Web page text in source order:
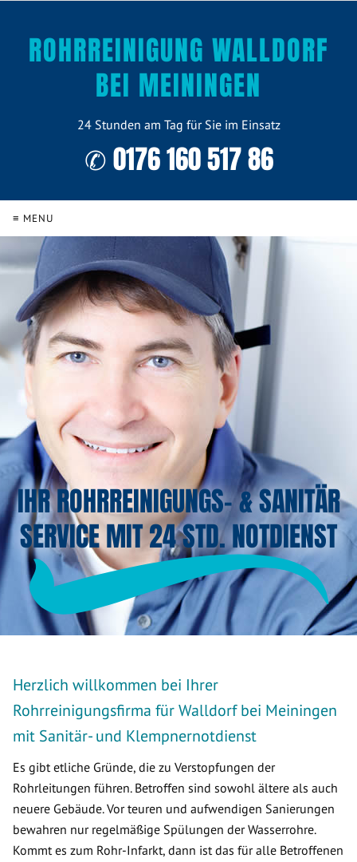
ROHRREINIGUNG WALLDORF
BEI MEININGEN
24 Stunden am Tag für Sie im Einsatz
✆ 0176 160 517 86
≡ MENU
IHR ROHRREINIGUNGS- & SANITÄR
SERVICE MIT 24 STD. NOTDIENST
Herzlich willkommen bei Ihrer
Rohrreinigungsfirma für Walldorf bei Meiningen
mit Sanitär- und Klempnernotdienst
Es gibt etliche Gründe, die zu Verstopfungen der
Rohrleitungen führen. Betroffen sind sowohl ältere als auch
neuere Gebäude. Vor teuren und aufwendigen Sanierungen
bewahren nur regelmäßige Spülungen der Wasserrohre.
Kommt es zum Rohr-Infarkt, dann ist das für alle Betroffenen